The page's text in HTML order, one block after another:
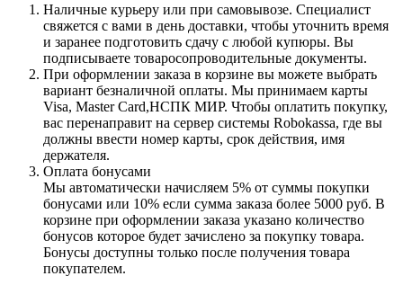
Наличные курьеру или при самовывозе. Специалист
свяжется с вами в день доставки, чтобы уточнить время
и заранее подготовить сдачу с любой купюры. Вы
подписываете товаросопроводительные документы.
При оформлении заказа в корзине вы можете выбрать
вариант безналичной оплаты. Мы принимаем карты
Visa, Master Card,НСПК МИР. Чтобы оплатить покупку,
вас перенаправит на сервер системы Robokassa, где вы
должны ввести номер карты, срок действия, имя
держателя.
Оплата бонусами
Мы автоматически начисляем 5% от суммы покупки
бонусами или 10% если сумма заказа более 5000 руб. В
корзине при оформлении заказа указано количество
бонусов которое будет зачислено за покупку товара.
Бонусы доступны только после получения товара
покупателем.